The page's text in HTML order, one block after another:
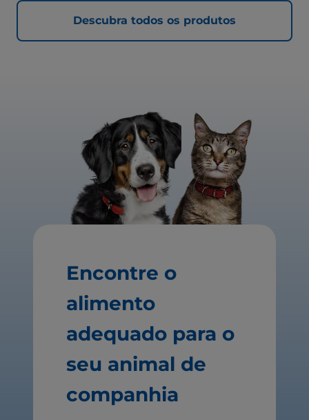
Descubra todos os produtos
Encontre o
alimento
adequado para o
seu animal de
companhia